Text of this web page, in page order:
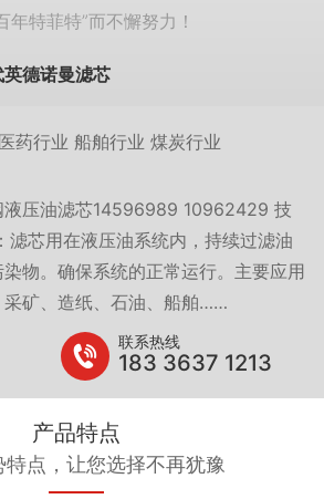
年特菲特”而不懈努力！
英德诺曼滤芯
药行业 船舶行业 煤炭行业
液压油滤芯14596989 10962429 技
滤芯用在液压油系统内，持续过滤油
物。确保系统的正常运行。主要应用
采矿、造纸、石油、船舶……
联系热线
183 3637 1213
产品特点
特点，让您选择不再犹豫